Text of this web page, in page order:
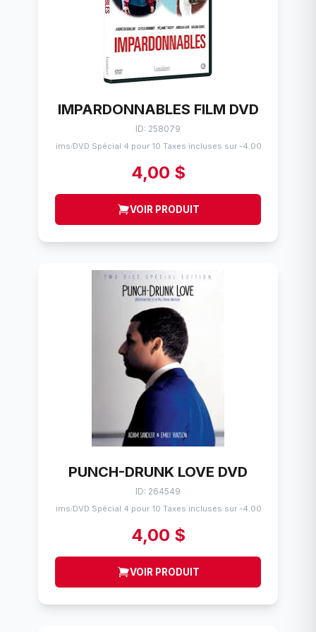
IMPARDONNABLES FILM DVD
ID: 258079
Flims/DVD Spécial 4 pour 10 Taxes incluses sur -4.00$
4,00 $
VOIR PRODUIT
PUNCH-DRUNK LOVE DVD
ID: 264549
Flims/DVD Spécial 4 pour 10 Taxes incluses sur -4.00$
4,00 $
VOIR PRODUIT